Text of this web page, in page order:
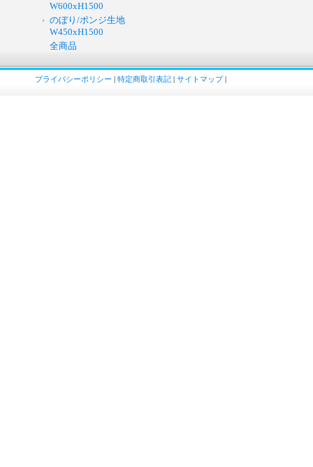
W600xH1500
のぼり/ポンジ生地
W450xH1500
全商品
プライバシーポリシー | 特定商取引表記 | サイトマップ|